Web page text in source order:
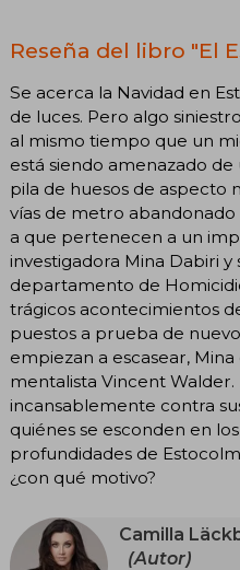
Reseña del libro "El
Se acerca la Navidad en
de luces. Pero algo
al mismo tiempo que un
está siendo amenazado
pila de huesos de aspecto
vías de metro
a que pertenecen a un
investigadora Mina Dabiri
departamento de
trágicos acontecimientos
puestos a prueba de
empiezan a escasear,
mentalista Vincent Walder.
incansablemente contra
quiénes se esconden en
profundidades de
¿con qué motivo?
Camilla
(Autor)